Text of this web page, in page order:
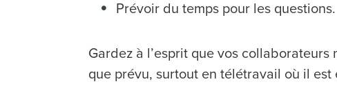
Prévoir du temps pour les questions.
Gardez à l’esprit que vos
que prévu, surtout en télétravail où il